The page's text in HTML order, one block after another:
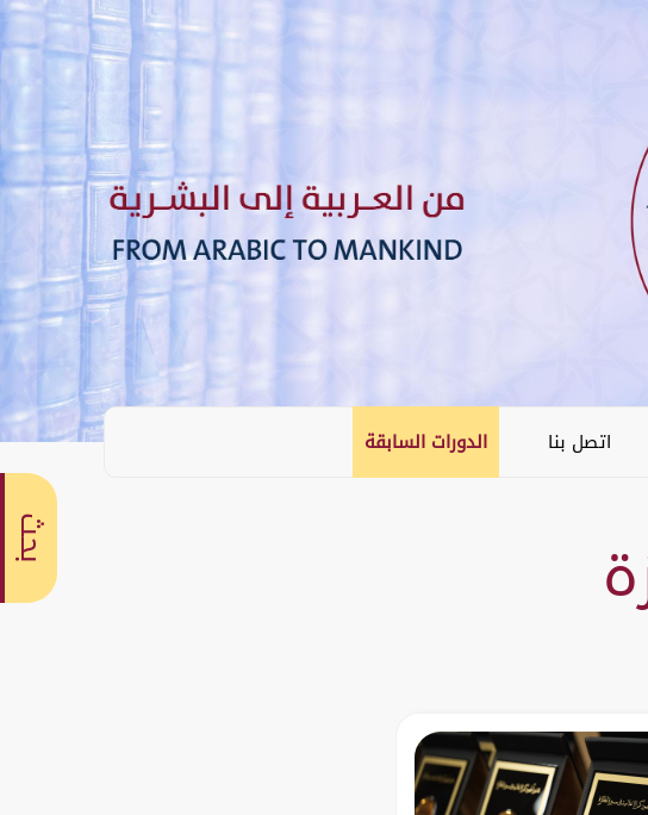
اتصل بنا الدورات السابقة
بحث